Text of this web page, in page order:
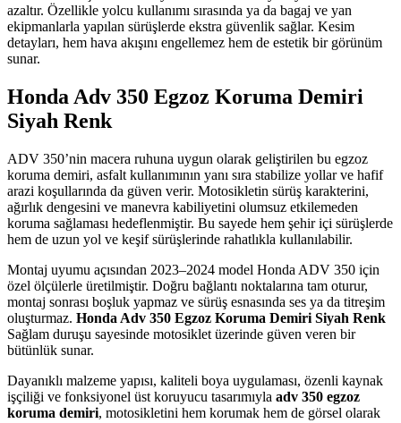
azaltır. Özellikle yolcu kullanımı sırasında ya da bagaj ve yan
ekipmanlarla yapılan sürüşlerde ekstra güvenlik sağlar. Kesim
detayları, hem hava akışını engellemez hem de estetik bir görünüm
sunar.
Honda Adv 350 Egzoz Koruma Demiri
Siyah Renk
ADV 350’nin macera ruhuna uygun olarak geliştirilen bu egzoz
koruma demiri, asfalt kullanımının yanı sıra stabilize yollar ve hafif
arazi koşullarında da güven verir. Motosikletin sürüş karakterini,
ağırlık dengesini ve manevra kabiliyetini olumsuz etkilemeden
koruma sağlaması hedeflenmiştir. Bu sayede hem şehir içi sürüşlerde
hem de uzun yol ve keşif sürüşlerinde rahatlıkla kullanılabilir.
Montaj uyumu açısından 2023–2024 model Honda ADV 350 için
özel ölçülerle üretilmiştir. Doğru bağlantı noktalarına tam oturur,
montaj sonrası boşluk yapmaz ve sürüş esnasında ses ya da titreşim
oluşturmaz. Honda Adv 350 Egzoz Koruma Demiri Siyah Renk
Sağlam duruşu sayesinde motosiklet üzerinde güven veren bir
bütünlük sunar.
Dayanıklı malzeme yapısı, kaliteli boya uygulaması, özenli kaynak
işçiliği ve fonksiyonel üst koruyucu tasarımıyla adv 350 egzoz
koruma demiri, motosikletini hem korumak hem de görsel olarak